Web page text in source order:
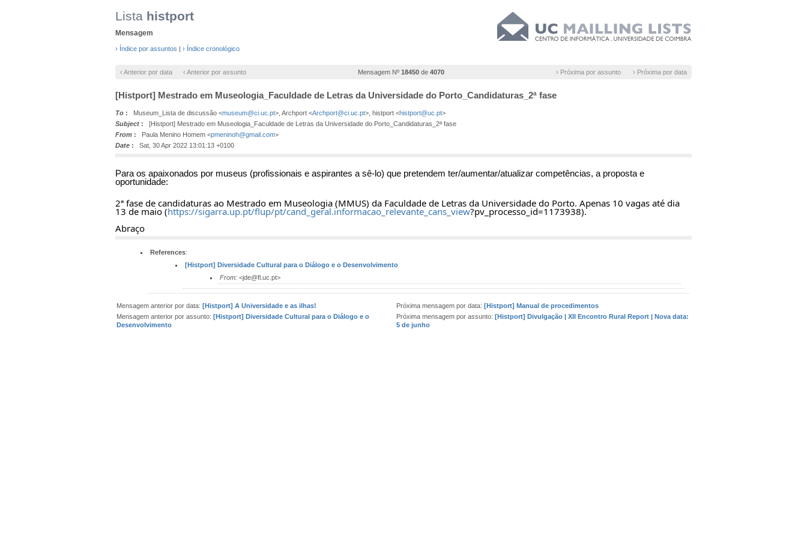
Lista histport
Mensagem
› Índice por assuntos | › Índice cronológico
‹ Anterior por data ‹ Anterior por assunto Mensagem Nº 18450 de 4070 › Próxima por assunto › Próxima por data
[Histport] Mestrado em Museologia_Faculdade de Letras da Universidade do Porto_Candidaturas_2ª fase
To : Museum_Lista de discussão <museum@ci.uc.pt>, Archport <Archport@ci.uc.pt>, histport <histport@uc.pt>
Subject : [Histport] Mestrado em Museologia_Faculdade de Letras da Universidade do Porto_Candidaturas_2ª fase
From : Paula Menino Homem <pmeninoh@gmail.com>
Date : Sat, 30 Apr 2022 13:01:13 +0100
Para os apaixonados por museus (profissionais e aspirantes a sê-lo) que pretendem ter/aumentar/atualizar competências, a proposta e
oportunidade:
2ª fase de candidaturas ao Mestrado em Museologia (MMUS) da Faculdade de Letras da Universidade do Porto. Apenas 10 vagas até dia
13 de maio (https://sigarra.up.pt/flup/pt/cand_geral.informacao_relevante_cans_view?pv_processo_id=1173938).
Abraço
References:
[Histport] Diversidade Cultural para o Diálogo e o Desenvolvimento
From: <jde@fl.uc.pt>
Mensagem anterior por data: [Histport] A Universidade e as ilhas! Próxima mensagem por data: [Histport] Manual de procedimentos
Mensagem anterior por assunto: [Histport] Diversidade Cultural para o Diálogo e o
Desenvolvimento
Próxima mensagem por assunto: [Histport] Divulgação | XII Encontro Rural Report | Nova data:
5 de junho